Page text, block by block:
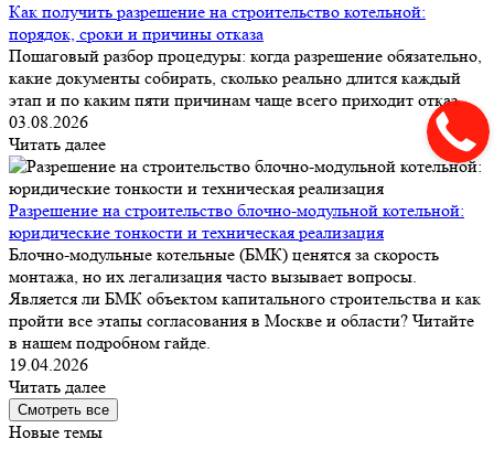
Как получить разрешение на строительство котельной:
порядок, сроки и причины отказа
Пошаговый разбор процедуры: когда разрешение обязательно,
какие документы собирать, сколько реально длится каждый
этап и по каким пяти причинам чаще всего приходит отказ.
03.08.2026
Читать далее
Разрешение на строительство блочно-модульной котельной:
юридические тонкости и техническая реализация
Блочно-модульные котельные (БМК) ценятся за скорость
монтажа, но их легализация часто вызывает вопросы.
Является ли БМК объектом капитального строительства и как
пройти все этапы согласования в Москве и области? Читайте
в нашем подробном гайде.
19.04.2026
Читать далее
Смотреть все
Новые темы